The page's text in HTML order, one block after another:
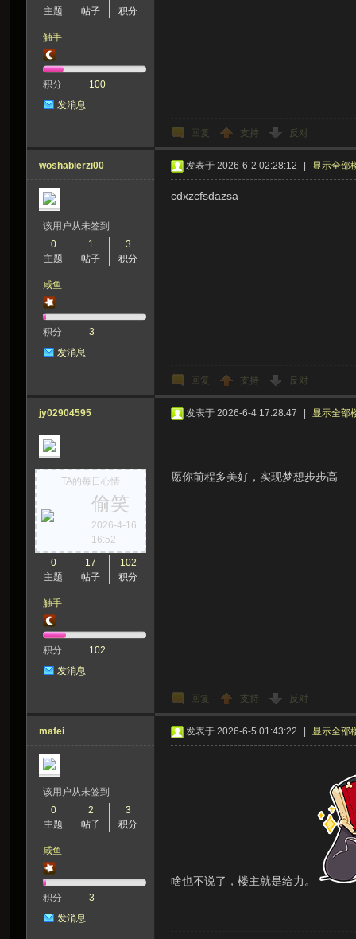
主题
帖子
积分
触手
积分
100
发消息
回复 支持 反对
woshabierzi00
该用户从未签到
0
主题
1
帖子
3
积分
咸鱼
积分
3
发消息
发表于 2026-6-2 02:28:12 显示全部
cdxzcfsdazsa
回复 支持 反对
jy02904595
TA的每日心情
偷笑
2026-4-16
16:52
0
主题
17
帖子
102
积分
触手
积分
102
发消息
发表于 2026-6-4 17:28:47 显示全部
愿你前程多美好，实现梦想步步高
回复 支持 反对
mafei
该用户从未签到
0
主题
2
帖子
3
积分
咸鱼
积分
3
发消息
发表于 2026-6-5 01:43:22 显示全部
啥也不说了，楼主就是给力。